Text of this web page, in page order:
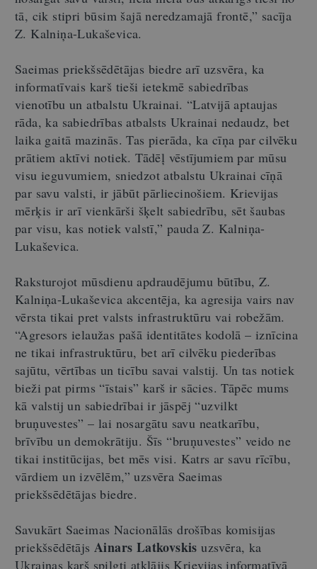
tā, cik stipri būsim šajā neredzamajā frontē,” sacīja
Z. Kalniņa-Lukaševica.
Saeimas priekšsēdētājas biedre arī uzsvēra, ka
informatīvais karš tieši ietekmē sabiedrības
vienotību un atbalstu Ukrainai. “Latvijā aptaujas
rāda, ka sabiedrības atbalsts Ukrainai nedaudz, bet
laika gaitā mazinās. Tas pierāda, ka cīņa par cilvēku
prātiem aktīvi notiek. Tādēļ vēstījumiem par mūsu
visu ieguvumiem, sniedzot atbalstu Ukrainai cīņā
par savu valsti, ir jābūt pārliecinošiem. Krievijas
mērķis ir arī vienkārši šķelt sabiedrību, sēt šaubas
par visu, kas notiek valstī,” pauda Z. Kalniņa-
Lukaševica.
Raksturojot mūsdienu apdraudējumu būtību, Z.
Kalniņa-Lukaševica akcentēja, ka agresija vairs nav
vērsta tikai pret valsts infrastruktūru vai robežām.
“Agresors ielaužas pašā identitātes kodolā– iznīcina
ne tikai infrastruktūru, bet arī cilvēku piederības
sajūtu, vērtības un ticību savai valstij. Un tas notiek
bieži pat pirms “īstais” karš ir sācies. Tāpēc mums
kā valstij un sabiedrībai ir jāspēj “uzvilkt
bruņuvestes”– lai nosargātu savu neatkarību,
brīvību un demokrātiju. Šīs “bruņuvestes” veido ne
tikai institūcijas, bet mēs visi. Katrs ar savu rīcību,
vārdiem un izvēlēm,” uzsvēra Saeimas
priekšsēdētājas biedre.
Savukārt Saeimas Nacionālās drošības komisijas
priekšsēdētājsAinars Latkovskis uzsvēra, ka
Ukrainas karš spilgti atklājis Krievijas informatīvā